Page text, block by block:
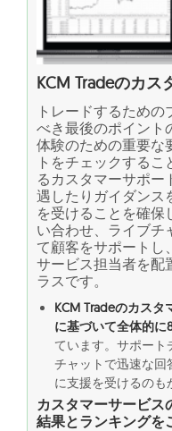
KCM Tradeのカス
トレードするため
べき最後のポイント
体験のための重要な
トをチェックする
るカスタマーサポー
遇したりガイダンス
を受けることを確保
い合わせ、ライブチ
て顧客をサポートし
サービス担当者を配
ラスです。
KCM Tradeのカスタ
に基づいて全体的に
ています。サポー
チャットで迅速な回
に支援を受けるのも
カスタマーサービス
結果とランキングを